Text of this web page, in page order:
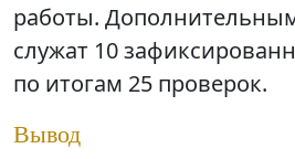
работы.
служат 10
по итогам 25 проверок.
Вывод